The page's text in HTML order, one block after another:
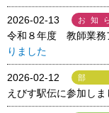
2026-02-13 お知
令和８年度 教師業務
りました
2026-02-12 部
えびす駅伝に参加しま